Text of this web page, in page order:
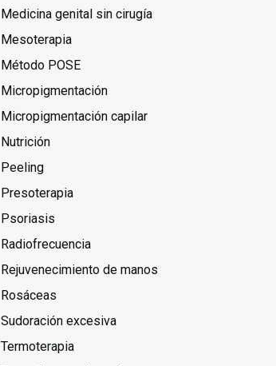
Medicina genital sin cirugía
Mesoterapia
Método POSE
Micropigmentación
Micropigmentación capilar
Nutrición
Peeling
Presoterapia
Psoriasis
Radiofrecuencia
Rejuvenecimiento de manos
Rosáceas
Sudoración excesiva
Termoterapia